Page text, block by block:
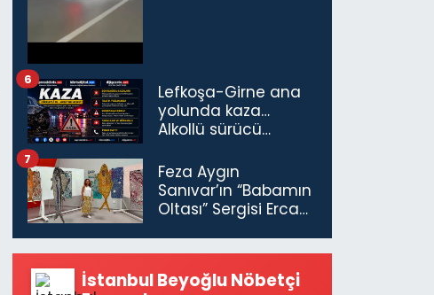
Lefkoşa-Girne ana
yolunda kaza…
Alkollü sürücü
6
Feza Aygın
Sanıvar’ın “Babamın
Oltası” Sergisi Ercan
7
İstanbul Beyoğlu Nöbetçi